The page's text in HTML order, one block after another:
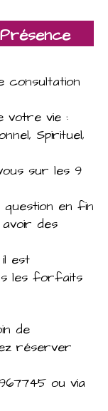
consultation
votre vie :
Spirituel,
sur les 9
question en fin
des
est
les forfaits
de
réserver
ou via